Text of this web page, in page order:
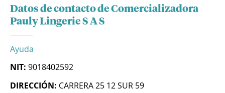
Datos de contacto de Comercializadora
Pauly Lingerie S A S
Ayuda
NIT: 9018402592
DIRECCIÓN: CARRERA 25 12 SUR 59